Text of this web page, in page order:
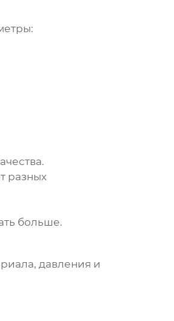
разных
больше.
давления и